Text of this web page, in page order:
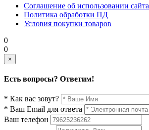
Соглашение об использовании сайта
Политика обработки ПД
Условия покупки товаров
0
0
×
Есть вопросы? Ответим!
* Как вас зовут?
* Ваш Email для ответа
Ваш телефон